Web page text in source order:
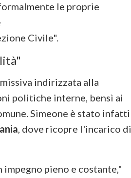
le proprie
Civile".
indirizzata alla
politiche interne, bensì ai
Simeone è stato infatti
, dove ricopre l'incarico di
pieno e costante,"